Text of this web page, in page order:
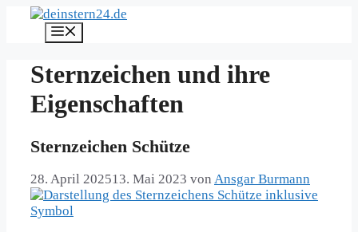
springen
Sternzeichen und ihre
Eigenschaften
Sternzeichen Schütze
28. April 202513. Mai 2023 von Ansgar Burmann